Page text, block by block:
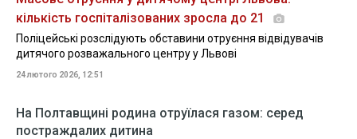
кількість госпіталізованих зросла до 21
Поліцейські розслідують обставини отруєння відвідувачів
дитячого розважального центру у Львові
24 лютого 2026, 12:51
На Полтавщині родина отруїлася газом: серед
постраждалих дитина